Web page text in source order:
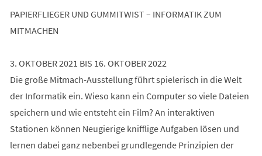
PAPIERFLIEGER UND GUMMITWIST – INFORMATIK ZUM
MITMACHEN
3. OKTOBER 2021 BIS 16. OKTOBER 2022
Die große Mitmach-Ausstellung führt spielerisch in die Welt
der Informatik ein. Wieso kann ein Computer so viele Dateien
speichern und wie entsteht ein Film? An interaktiven
Stationen können Neugierige knifflige Aufgaben lösen und
lernen dabei ganz nebenbei grundlegende Prinzipien der